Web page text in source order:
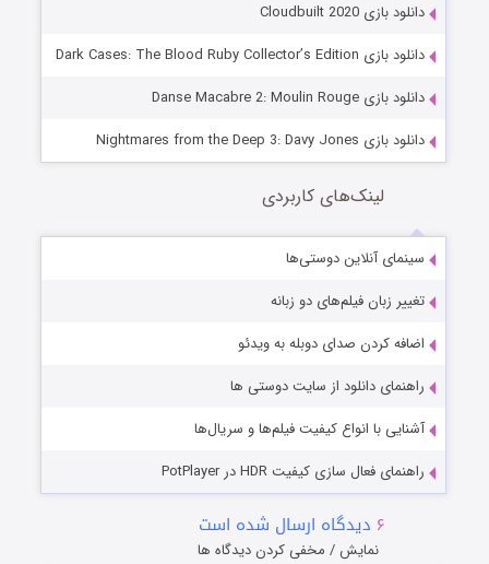
دانلود بازی Cloudbuilt 2020
دانلود بازی Dark Cases: The Blood Ruby Collector’s Edition
دانلود بازی Danse Macabre 2: Moulin Rouge
دانلود بازی Nightmares from the Deep 3: Davy Jones
لینک‌های کاربردی
سینمای آنلاین دوستی‌ها
تغییر زبان فیلم‌های دو زبانه
اضافه کردن صدای دوبله به ویدئو
راهنمای دانلود از سایت دوستی ها
آشنایی با انواع کیفیت فیلم‌ها و سریال‌ها
راهنمای فعال سازی کیفیت HDR در PotPlayer
۶ دیدگاه ارسال شده است
نمایش / مخفی کردن دیدگاه ها